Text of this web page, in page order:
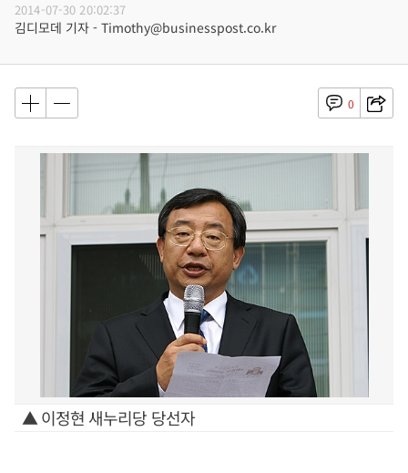
2014-07-30 20:02:37
김디모데 기자 - Timothy@businesspost.co.kr
0
▲ 이정현 새누리당 당선자